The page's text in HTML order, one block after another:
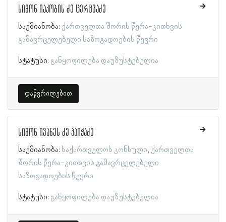
სიმონ იაკობის ძე ცერცვაძე
საქმიანობა: ქართველთა შორის წერა-კითხვის
გამავრცელებელი საზოგადოების წევრი
სტატუსი: განყოფილება დაუზუსტებელია
დაწვრილებით
სიმონ ივანეს ძე პაიჭაძე
საქმიანობა: საქართველოს კონსული ქართველთა
შორის წერა-კითხვის გამავრცელებელი
საზოგადოების წევრი
სტატუსი: განყოფილება დაუზუსტებელია